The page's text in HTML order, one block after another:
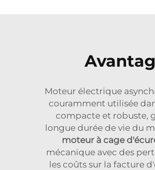
Moteur électrique
couramment utilisée
compacte et robuste,
longue durée de vie du
moteur à cage
mécanique avec des
les coûts sur la facture